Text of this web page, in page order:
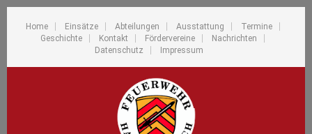
Home Einsätze Abteilungen Ausstattung
Termine
Geschichte
Kontakt Fördervereine
Nachrichten
Datenschutz
Impressum